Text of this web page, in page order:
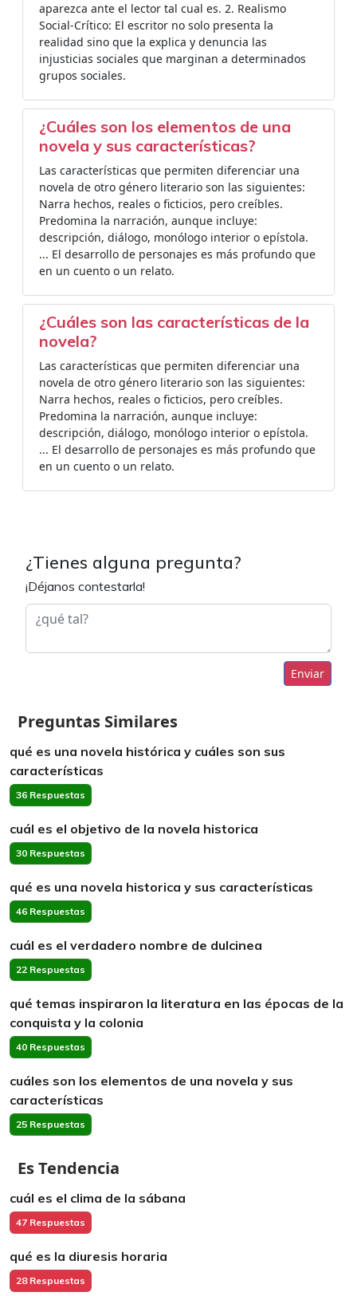
aparezca ante el lector tal cual es. 2. Realismo
Social-Crítico: El escritor no solo presenta la
realidad sino que la explica y denuncia las
injusticias sociales que marginan a determinados
grupos sociales.
¿Cuáles son los elementos de una
novela y sus características?
Las características que permiten diferenciar una
novela de otro género literario son las siguientes:
Narra hechos, reales o ficticios, pero creíbles.
Predomina la narración, aunque incluye:
descripción, diálogo, monólogo interior o epístola.
... El desarrollo de personajes es más profundo que
en un cuento o un relato.
¿Cuáles son las características de la
novela?
Las características que permiten diferenciar una
novela de otro género literario son las siguientes:
Narra hechos, reales o ficticios, pero creíbles.
Predomina la narración, aunque incluye:
descripción, diálogo, monólogo interior o epístola.
... El desarrollo de personajes es más profundo que
en un cuento o un relato.
¿Tienes alguna pregunta?
¡Déjanos contestarla!
Enviar
Preguntas Similares
qué es una novela histórica y cuáles son sus
características
36 Respuestas
cuál es el objetivo de la novela historica
30 Respuestas
qué es una novela historica y sus características
46 Respuestas
cuál es el verdadero nombre de dulcinea
22 Respuestas
qué temas inspiraron la literatura en las épocas de la
conquista y la colonia
40 Respuestas
cuáles son los elementos de una novela y sus
características
25 Respuestas
Es Tendencia
cuál es el clima de la sábana
47 Respuestas
qué es la diuresis horaria
28 Respuestas